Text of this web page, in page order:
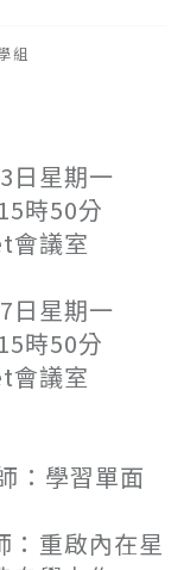
組
星期一
時50分
議室
星期一
時50分
議室
學習單面
重啟內在星